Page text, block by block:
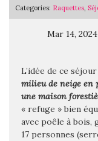
Categories: Raquettes,
Mar 14,
L’idée de ce
milieu de neige en
une maison
« refuge » bien
avec poêle à
17 personnes